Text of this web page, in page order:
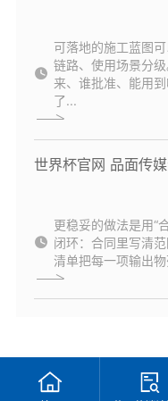
可落地的施工蓝图
链路、使用场景分
来、谁批准、能用
了...
世界杯官网 品面传
更稳妥的做法是用“
闭环：合同里写清
清单把每一项输出